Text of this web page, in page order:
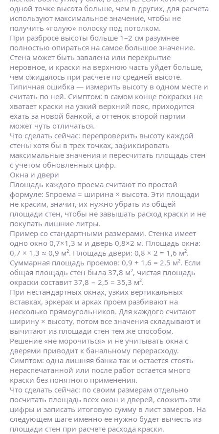
одной точке высота больше, чем в других, для расчета
используют максимальное значение, чтобы не
получить «голую» полоску под потолком.
При разбросе высоты больше 1–2 см разумнее
полностью опираться на самое большое значение.
Стена может быть завалена или перекрытие
неровное, и краски на верхнюю часть уйдет больше,
чем ожидалось при расчете по средней высоте.
Типичная ошибка — измерить высоту в одном месте и
считать по ней. Симптом: в самом конце покраски не
хватает краски на узкий верхний пояс, приходится
ехать за новой банкой, а оттенок второй партии
может чуть отличаться.
Что сделать сейчас: перепроверить высоту каждой
стены хотя бы в трех точках, зафиксировать
максимальные значения и пересчитать площадь стен
с учетом обновленных цифр.
Окна и двери
Площадь каждого проема считают по простой
формуле: Sпроема = ширина × высота. Эти площади
не красим, значит, их нужно убрать из общей
площади стен, чтобы не завышать расход краски и не
покупать лишние литры.
Пример со стандартными размерами. Стенка имеет
одно окно 0,7×1,3 м и дверь 0,8×2 м. Площадь окна:
0,7 × 1,3 ≈ 0,9 м². Площадь двери: 0,8 × 2 = 1,6 м².
Суммарная площадь проемов: 0,9 + 1,6 = 2,5 м². Если
общая площадь стен была 37,8 м², чистая площадь
окраски составит 37,8 − 2,5 = 35,3 м².
При нестандартных окнах, узких вертикальных
вставках, эркерах и арках проем разбивают на
несколько прямоугольников. Для каждого считают
ширину × высоту, потом все значения складывают и
вычитают из площади стен тем же способом.
Решение «не морочиться» и не учитывать окна с
дверями приводит к банальному перерасходу.
Симптом: одна лишняя банка так и остается стоять
нераспечатанной или после работ остается много
краски без понятного применения.
Что сделать сейчас: по своим размерам отдельно
посчитать площадь всех окон и дверей, сложить эти
цифры и записать итоговую сумму в лист замеров. На
следующем шаге именно ее нужно будет вычесть из
площади стен при расчете расхода краски.